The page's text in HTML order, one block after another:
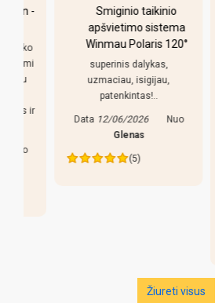
Smiginio taikinio
apšvietimo sistema
Winmau Polaris 120°
superinis dalykas,
uzmaciau, isigijau,
patenkintas!..
12/06/2026
Nuo
(5)
Žiureti visus